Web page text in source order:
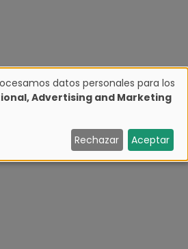
datos personales para los
Advertising and Marketing
Rechazar Aceptar